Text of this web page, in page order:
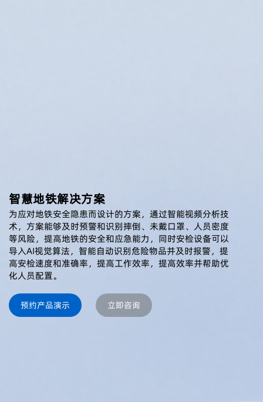
智慧地铁解决方案
为应对地铁安全隐患而设计的方案，通过智能视频分析技
术，方案能够及时预警和识别摔倒、未戴口罩、人员密度
等风险，提高地铁的安全和应急能力，同时安检设备可以
导入AI视觉算法，智能自动识别危险物品并及时报警，提
高安检速度和准确率，提高工作效率，提高效率并帮助优
化人员配置。
预约产品演示 立即咨询